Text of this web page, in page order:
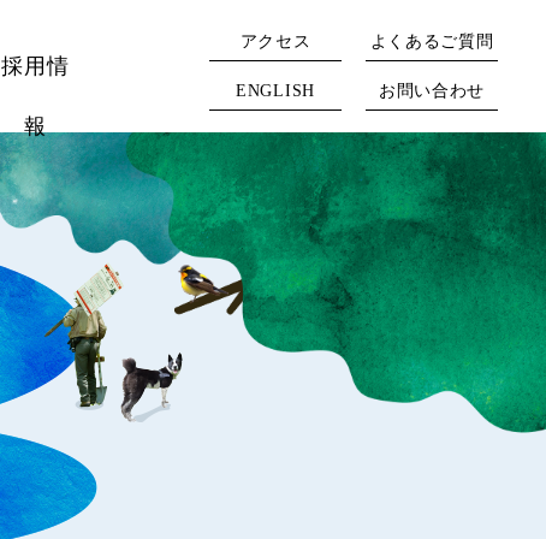
採用情
報
アクセス よくあるご質問
ENGLISH お問い合わせ